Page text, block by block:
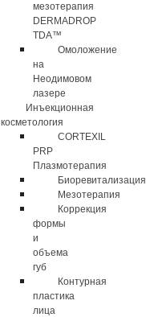
мезотерапия
DERMADROP
TDA™
Омоложение
на
Неодимовом
лазере
Инъекционная
косметология
CORTEXIL
PRP
Плазмотерапия
Биоревитализация
Мезотерапия
Коррекция
формы
и
объема
губ
Контурная
пластика
лица